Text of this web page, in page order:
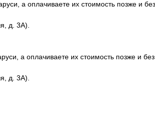
а оплачиваете их стоимость позже и
д. 3А).
а оплачиваете их стоимость позже и
д. 3А).